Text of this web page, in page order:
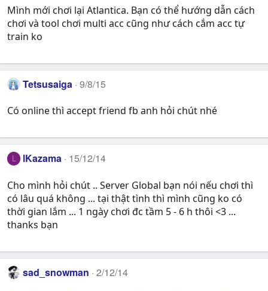
Mình mới chơi lại Atlantica. Bạn có thể hướng dẫn cách
chơi và tool chơi multi acc cũng như cách cắm acc tự
train ko
Tetsusaiga 9/8/15
Có online thì accept friend fb anh hỏi chút nhé
lKazama 15/12/14
Cho mình hỏi chút .. Server Global bạn nói nếu chơi thì
có lâu quá không ... tại thật tình thì mình cũng ko có
thời gian lắm ... 1 ngày chơi đc tầm 5 - 6 h thôi <3 ...
thanks bạn
sad_snowman 2/12/14